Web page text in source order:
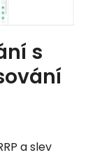
s
a slev